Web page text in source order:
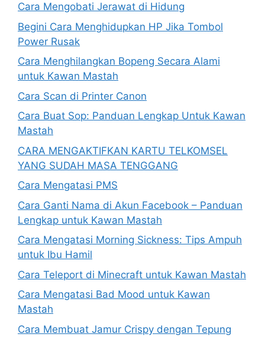
Cara Mengobati Jerawat di Hidung
Begini Cara Menghidupkan HP Jika Tombol
Power Rusak
Cara Menghilangkan Bopeng Secara Alami
untuk Kawan Mastah
Cara Scan di Printer Canon
Cara Buat Sop: Panduan Lengkap Untuk Kawan
Mastah
CARA MENGAKTIFKAN KARTU TELKOMSEL
YANG SUDAH MASA TENGGANG
Cara Mengatasi PMS
Cara Ganti Nama di Akun Facebook – Panduan
Lengkap untuk Kawan Mastah
Cara Mengatasi Morning Sickness: Tips Ampuh
untuk Ibu Hamil
Cara Teleport di Minecraft untuk Kawan Mastah
Cara Mengatasi Bad Mood untuk Kawan
Mastah
Cara Membuat Jamur Crispy dengan Tepung